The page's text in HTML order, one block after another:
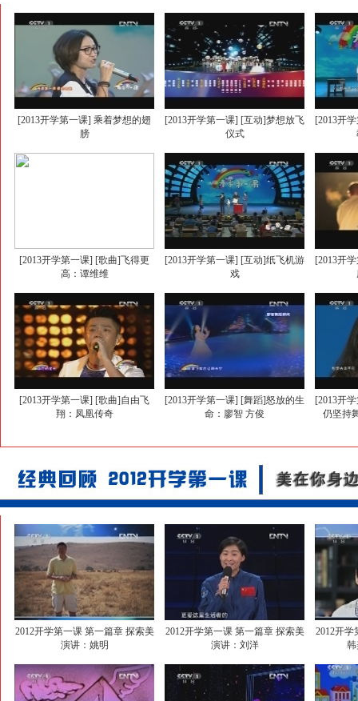
[2013开学第一课] 乘着梦想的翅
膀
[2013开学第一课] [互动]梦想放飞
仪式
[2013开
[2013开学第一课] [歌曲]飞得更
高：谭维维
[2013开学第一课] [互动]纸飞机游
戏
[2013开
[2013开学第一课] [歌曲]自由飞
翔：凤凰传奇
[2013开学第一课] [舞蹈]怒放的生
命：廖智 方俊
[2013开
仍坚持
2012开学第一课 第一篇章 探索美
演讲：姚明
2012开学第一课 第一篇章 探索美
演讲：刘洋
2012开学